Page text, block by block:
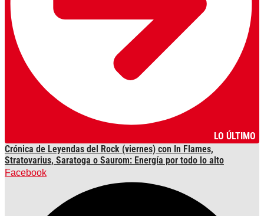
LO ÚLTIMO
Crónica de Leyendas del Rock (viernes) con In Flames,
Stratovarius, Saratoga o Saurom: Energía por todo lo alto
Facebook